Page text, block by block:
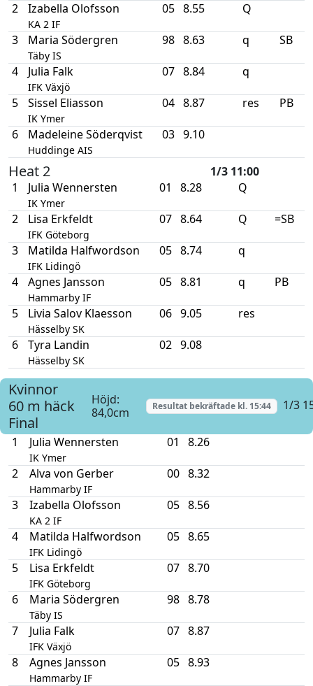
2 Izabella Olofsson
KA 2 IF
05 8.55 Q
3 Maria Södergren
Täby IS
98 8.63 q SB
4 Julia Falk
IFK Växjö
07 8.84 q
5 Sissel Eliasson
IK Ymer
04 8.87 res PB
6 Madeleine Söderqvist
Huddinge AIS
03 9.10
Heat 2
1/3 11:00
1
Julia Wennersten
IK Ymer
01 8.28 Q
2 Lisa Erkfeldt
IFK Göteborg
07 8.64 Q =SB
3 Matilda Halfwordson
IFK Lidingö
05 8.74 q
4 Agnes Jansson
Hammarby IF
05 8.81 q PB
5 Livia Salov Klaesson
Hässelby SK
06 9.05 res
6 Tyra Landin
Hässelby SK
02 9.08
Kvinnor
60 m häck
Final
Höjd:
84,0cm
Resultat bekräftade kl.15:44 1/3
1 Julia Wennersten
IK Ymer
01 8.26
2 Alva von Gerber
Hammarby IF
00 8.32
3 Izabella Olofsson
KA 2 IF
05 8.56
4 Matilda Halfwordson
IFK Lidingö
05 8.65
5 Lisa Erkfeldt
IFK Göteborg
07 8.70
6 Maria Södergren
Täby IS
98 8.78
7 Julia Falk
IFK Växjö
07 8.87
8 Agnes Jansson
Hammarby IF
05 8.93